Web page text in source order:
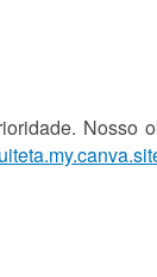
Nosso